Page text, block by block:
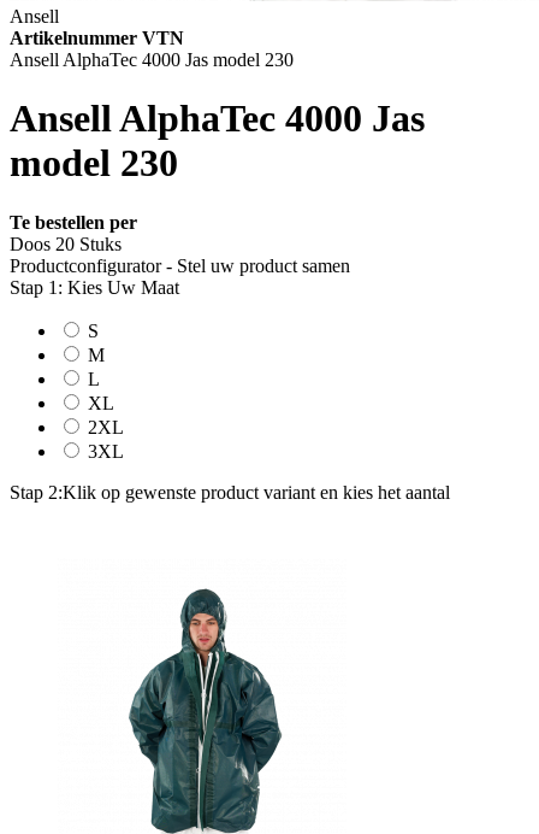
Ansell
Artikelnummer VTN
Ansell AlphaTec 4000 Jas model 230
Ansell AlphaTec 4000 Jas
model 230
Te bestellen per
Doos 20 Stuks
Productconfigurator - Stel uw product samen
Stap 1: Kies Uw Maat
S
M
L
XL
2XL
3XL
Stap 2:Klik op gewenste product variant en kies het aantal